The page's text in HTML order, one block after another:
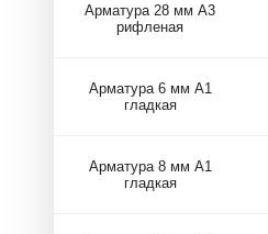
Арматура 28 мм А3
рифленая
Арматура 6 мм А1
гладкая
Арматура 8 мм А1
гладкая